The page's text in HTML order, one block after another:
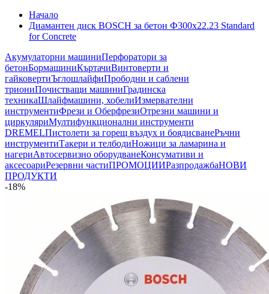
Начало
Диамантен диск BOSCH за бетон Ф300х22.23 Standard
for Concrete
Акумулаторни машиниПерфоратори за
бетонБормашиниКъртачиВинтоверти и
гайковертиЪглошлайфиПрободни и саблени
триониПочистващи машиниГрадинска
техникаШлайфмашини, хобелиИзмервателни
инструментиФрези и ОберфрезиОтрезни машини и
циркуляриМултифункционални инструменти
DREMELПистолети за горещ въздух и боядисванеРъчни
инструментиТакери и телбодиНожици за ламарина и
нагериАвтосервизно оборудванеКонсумативи и
аксесоариРезервни частиПРОМОЦИИРазпродажбаНОВИ
ПРОДУКТИ
-18%